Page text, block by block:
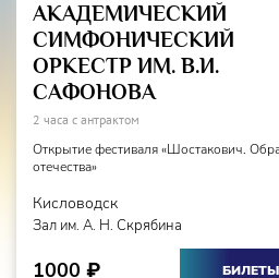
АКАДЕМИЧЕСКИЙ
СИМФОНИЧЕСКИЙ
ОРКЕСТР ИМ. В.И.
САФОНОВА
2 часа с антрактом
Открытие фестиваля «Шостакович.
отечества»
Кисловодск
Зал им. А. Н. Скрябина
1000 ₽ БИЛЕТЫ